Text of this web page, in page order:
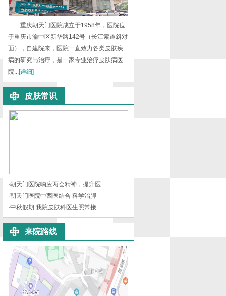
重庆朝天门医院成立于1958年，医院位
于重庆市渝中区新华路142号（长江索道斜对
面），自建院来，医院一直致力各类皮肤疾
病的研究与治疗，是一家专业治疗皮肤病医
院... [详细]
皮肤常识
·朝天门医院响应两会精神，提升医
·朝天门医院中西医结合 科学治脚
·中秋假期 我院皮肤科医生照常接
来院路线